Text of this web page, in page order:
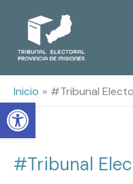
Open toolbar
Inicio #Tribunal
#Tribunal